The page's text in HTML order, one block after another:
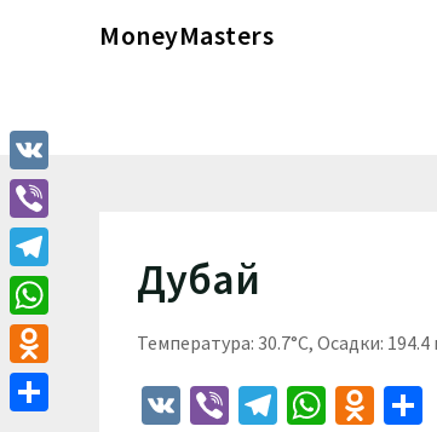
MoneyMasters
Дубай
Температура: 30.7°C, Осадки:
VK ViberTelegram
VK
Viber
Telegram
WhatsApp
Odnoklassniki